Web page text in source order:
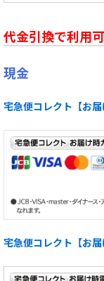
代金引換で利用
現金
宅急便コレクト【お届
宅急便コレクト【お届